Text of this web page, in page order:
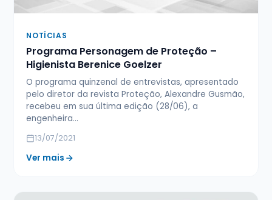
NOTÍCIAS
Programa Personagem de Proteção –
Higienista Berenice Goelzer
O programa quinzenal de entrevistas, apresentado
pelo diretor da revista Proteção, Alexandre Gusmão,
recebeu em sua última edição (28/06), a
engenheira…
13/07/2021
Ver mais